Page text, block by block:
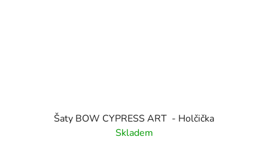
Šaty BOW CYPRESS ART - Holčička
Skladem